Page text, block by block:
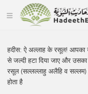
हदीस:ऐ अल्लाह के रसूल! आपका
से जल्दी हटा दिया जाए और
रसूल (सल्लल्लाहु अलैहि व सल्लम)
होता है